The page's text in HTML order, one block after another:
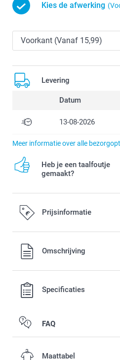
Kies de afwerking
Levering
Datum
13-08-2026
Meer informatie over alle
Heb je een taalfoutje
gemaakt?
Prijsinformatie
Alle prijzen zijn in EURO (€)
verzendkosten.Omschrijving
Specificaties
FAQ
Maattabel